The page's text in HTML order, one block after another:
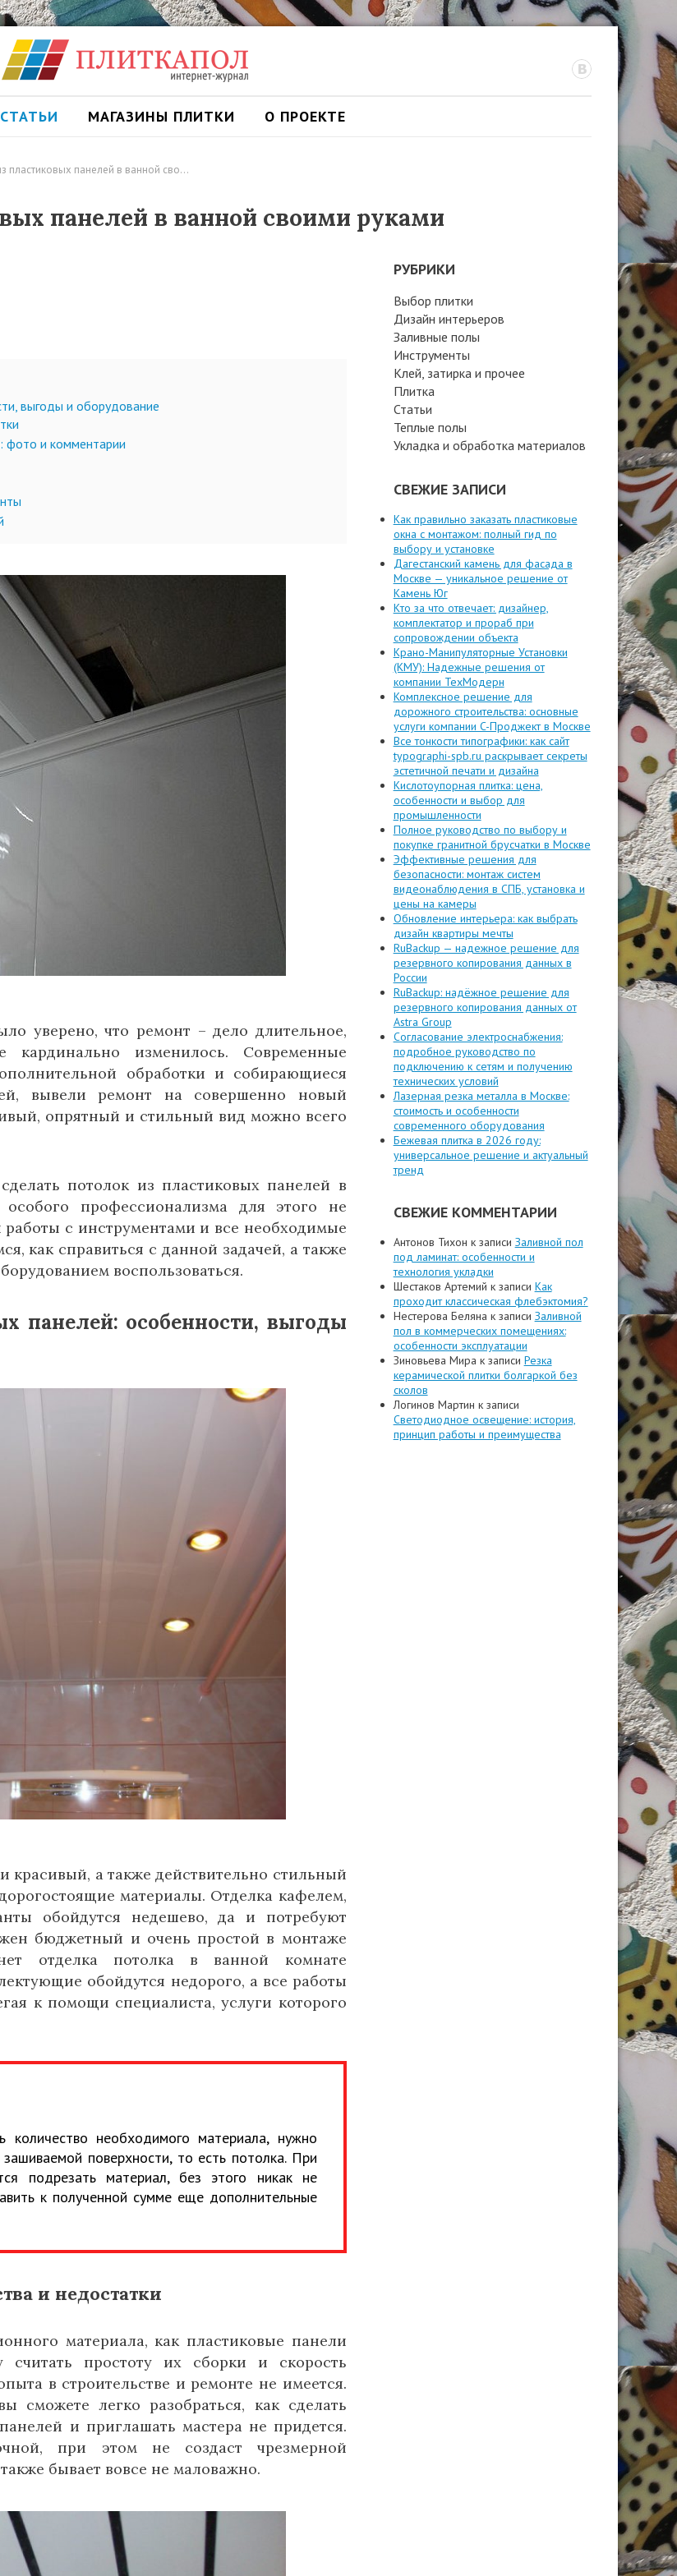
СТАТЬИ МАГАЗИНЫ ПЛИТКИ О ПРОЕКТЕ
пластиковых панелей в ванной сво…
панелей в ванной своими руками
выгоды и оборудование
фото и комментарии
уверено, что ремонт – дело длительное,
изменилось. Современные
обработки и собирающиеся
вывели ремонт на совершенно новый
опрятный и стильный вид можно всего
потолок из пластиковых панелей в
профессионализма для этого не
работы с инструментами и все необходимые
как справиться с данной задачей, а также
воспользоваться.
панелей: особенности, выгоды
красивый, а также действительно стильный
материалы. Отделка кафелем,
обойдутся недешево, да и потребуют
бюджетный и очень простой в монтаже
отделка потолка в ванной комнате
обойдутся недорого, а все работы
к помощи специалиста, услуги которого
количество необходимого материала, нужно
поверхности, то есть потолка. При
подрезать материал, без этого никак не
к полученной сумме еще дополнительные
и недостатки
материала, как пластиковые панели
простоту их сборки и скорость
в строительстве и ремонте не имеется.
легко разобраться, как сделать
и приглашать мастера не придется.
при этом не создаст чрезмерной
бывает вовсе не маловажно.
РУБРИКИ
Выбор плитки
Дизайн интерьеров
Заливные полы
Инструменты
Клей, затирка и прочее
Плитка
Статьи
Теплые полы
Укладка и обработка материалов
СВЕЖИЕ ЗАПИСИ
Как правильно заказать пластиковые
окна с монтажом: полный гид по
выбору и установке
Дагестанский камень для фасада в
Москве — уникальное решение от
Камень Юг
Кто за что отвечает: дизайнер,
комплектатор и прораб при
сопровождении объекта
Крано-Манипуляторные Установки
(КМУ): Надежные решения от
компании ТехМодерн
Комплексное решение для
дорожного строительства: основные
услуги компании C-Проджект в Москве
Все тонкости типографики: как сайт
typographi-spb.ru раскрывает секреты
эстетичной печати и дизайна
Кислотоупорная плитка: цена,
особенности и выбор для
промышленности
Полное руководство по выбору и
покупке гранитной брусчатки в Москве
Эффективные решения для
безопасности: монтаж систем
видеонаблюдения в СПБ, установка и
цены на камеры
Обновление интерьера: как выбрать
дизайн квартиры мечты
RuBackup — надежное решение для
резервного копирования данных в
России
RuBackup: надёжное решение для
резервного копирования данных от
Astra Group
Согласование электроснабжения:
подробное руководство по
подключению к сетям и получению
технических условий
Лазерная резка металла в Москве:
стоимость и особенности
современного оборудования
Бежевая плитка в 2026 году:
универсальное решение и актуальный
тренд
СВЕЖИЕ КОММЕНТАРИИ
Антонов Тихон к записи Заливной пол
под ламинат: особенности и
технология укладки
Шестаков Артемий к записи Как
проходит классическая флебэктомия?
Нестерова Беляна к записи Заливной
пол в коммерческих помещениях:
особенности эксплуатации
Зиновьева Мира к записи Резка
керамической плитки болгаркой без
сколов
Логинов Мартин к записи
Светодиодное освещение: история,
принцип работы и преимущества